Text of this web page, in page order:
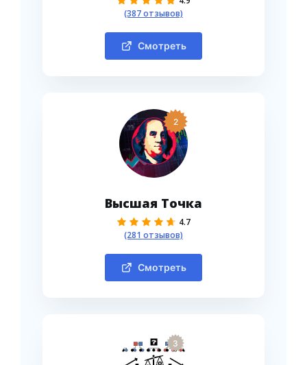
(387 отзывов)
Смотреть
2
Высшая Точка
4.7
(281 отзывов)
Смотреть
3